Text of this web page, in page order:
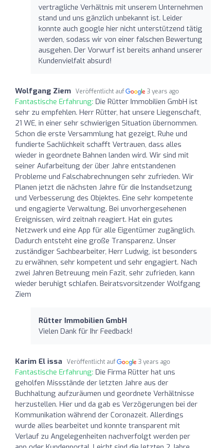
vertragliche Verhältnis mit unserem Unternehmen
stand und uns gänzlich unbekannt ist. Leider
konnte auch google hier nicht unterstützend tätig
werden, sodass wir von einer falschen Bewertung
ausgehen. Der Vorwurf ist bereits anhand unserer
Kundenvielfalt absurd!
Wolfgang Ziem Veröffentlicht auf 3 years ago
Fantastische Erfahrung: Die Rütter Immobilien GmbH ist
sehr zu empfehlen. Herr Rütter, hat unsere Liegenschaft,
21 WE, in einer sehr schwierigen Situation übernommen.
Schon die erste Versammlung hat gezeigt, Ruhe und
fundierte Sachlichkeit schafft Vertrauen, dass alles
wieder in geordnete Bahnen landen wird. Wir sind mit
seiner Aufarbeitung der über Jahre entstandenen
Probleme und Falschabrechnungen sehr zufrieden. Wir
Planen jetzt die nächsten Jahre für die Instandsetzung
und Verbesserung des Objektes. Eine sehr kompetente
und engagierte Verwaltung. Bei unvorhergesehenen
Ereignissen, wird zeitnah reagiert. Hat ein gutes
Netzwerk und eine App für alle Eigentümer zugänglich.
Dadurch entsteht eine große Transparenz. Unser
zuständiger Sachbearbeiter, Herr Ludwig, ist besonders
zu erwähnen, sehr kompetent und sehr engagiert. Nach
zwei Jahren Betreuung mein Fazit, sehr zufrieden, kann
wieder beruhigt schlafen. Beiratsvorsitzender Wolfgang
Ziem
Rütter Immobilien GmbH
Vielen Dank für Ihr Feedback!
Karim El issa Veröffentlicht auf 3 years ago
Fantastische Erfahrung: Die Firma Rütter hat uns
geholfen Missstände der letzten Jahre aus der
Buchhaltung aufzuräumen und geordnete Verhältnisse
herzustellen. Hier und da gab es Verzögerungen bei der
Kommunikation während der Coronazeit. Allerdings
wurde alles bearbeitet und konnte transparent mit
Verlauf zu Angelegenheiten nachverfolgt werden per